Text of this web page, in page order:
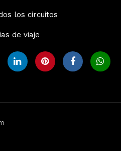
los circuitos
de viaje